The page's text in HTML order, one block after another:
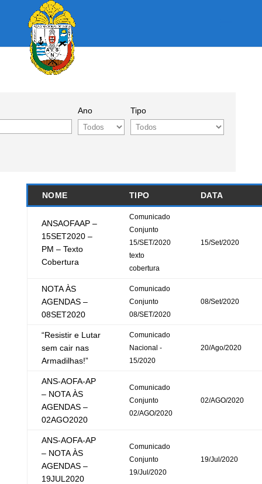
Ano Tipo
NOME TIPO DATA
ANSAOFAAP –
15SET2020 –
PM – Texto
Cobertura
Comunicado
Conjunto
15/SET/2020
texto
cobertura
15/Set/2020
NOTA ÀS
AGENDAS –
08SET2020
Comunicado
Conjunto
08/SET/2020
08/Set/2020
“Resistir e Lutar
sem cair nas
Armadilhas!”
Comunicado
Nacional -
15/2020
20/Ago/2020
ANS-AOFA-AP
– NOTA ÀS
AGENDAS –
02AGO2020
Comunicado
Conjunto
02/AGO/2020
02/AGO/2020
ANS-AOFA-AP
– NOTA ÀS
AGENDAS –
19JUL2020
Comunicado
Conjunto
19/Jul/2020
19/Jul/2020